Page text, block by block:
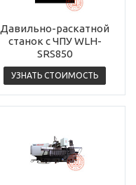
Давильно-раскатной
станок с ЧПУ WLH-
SRS850
УЗНАТЬ СТОИМОСТЬ